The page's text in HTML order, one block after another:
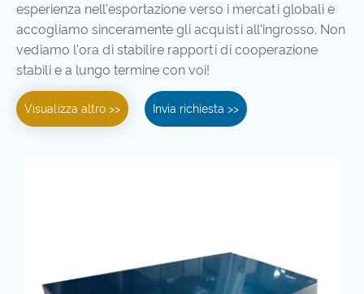
esperienza nell'esportazione verso i mercati globali e
accogliamo sinceramente gli acquisti all'ingrosso. Non
vediamo l'ora di stabilire rapporti di cooperazione
stabili e a lungo termine con voi!
Visualizza altro >> Invia richiesta >>